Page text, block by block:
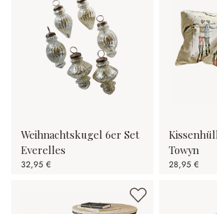
Weihnachtskugel 6er Set
Everelles
32,95 €
Towyn
28,95 €